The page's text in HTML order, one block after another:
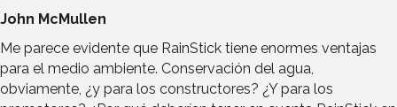
John McMullen
Me parece evidente que RainStick tiene enormes ventajas
para el medio ambiente. Conservación del agua,
obviamente, ¿y para los constructores? ¿Y para los